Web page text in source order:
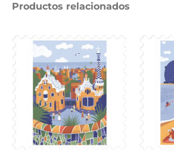
Productos relacionados